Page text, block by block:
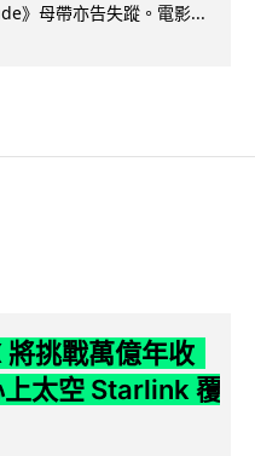
》母帶亦告失蹤。電影...
挑戰萬億年收
太空 Starlink 覆